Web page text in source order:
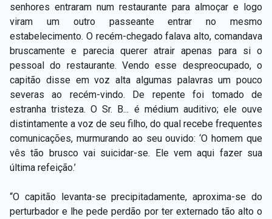
senhores entraram num restaurante para almoçar e logo
viram um outro passeante entrar no mesmo
estabelecimento. O recém-chegado falava alto, comandava
bruscamente e parecia querer atrair apenas para si o
pessoal do restaurante. Vendo esse despreocupado, o
capitão disse em voz alta algumas palavras um pouco
severas ao recém-vindo. De repente foi tomado de
estranha tristeza. O Sr. B... é médium auditivo; ele ouve
distintamente a voz de seu filho, do qual recebe frequentes
comunicações, murmurando ao seu ouvido: ‘O homem que
vês tão brusco vai suicidar-se. Ele vem aqui fazer sua
última refeição.’
“O capitão levanta-se precipitadamente, aproxima-se do
perturbador e lhe pede perdão por ter externado tão alto o